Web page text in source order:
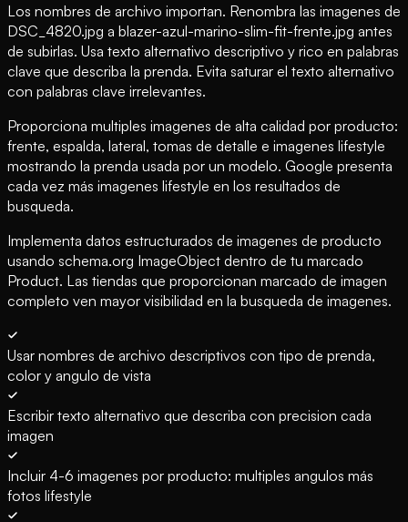
Los nombres de archivo importan. Renombra las imagenes de
DSC_4820.jpg a blazer-azul-marino-slim-fit-frente.jpg antes
de subirlas. Usa texto alternativo descriptivo y rico en palabras
clave que describa la prenda. Evita saturar el texto alternativo
con palabras clave irrelevantes.
Proporciona multiples imagenes de alta calidad por producto:
frente, espalda, lateral, tomas de detalle e imagenes lifestyle
mostrando la prenda usada por un modelo. Google presenta
cada vez más imagenes lifestyle en los resultados de
busqueda.
Implementa datos estructurados de imagenes de producto
usando schema.org ImageObject dentro de tu marcado
Product. Las tiendas que proporcionan marcado de imagen
completo ven mayor visibilidad en la busqueda de imagenes.
Usar nombres de archivo descriptivos con tipo de prenda,
color y angulo de vista
Escribir texto alternativo que describa con precision cada
imagen
Incluir 4-6 imagenes por producto: multiples angulos más
fotos lifestyle